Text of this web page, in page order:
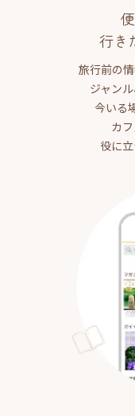
行き
旅行前の
ジャン
今いる
カ
役に